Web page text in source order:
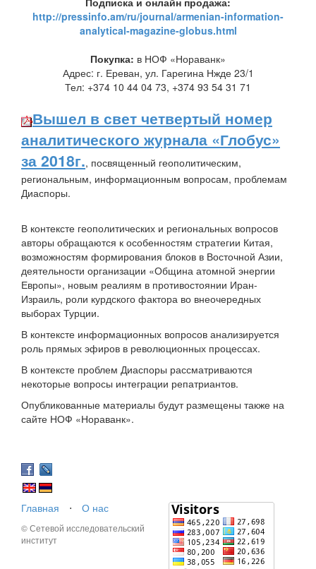
http://pressinfo.am/ru/journal/armenian-information-
analytical-magazine-globus.html
Покупка: в НОФ «Нораванк»
Адрес: г. Ереван, ул. Гарегина Нжде 23/1
Тел: +374 10 44 04 73, +374 93 54 31 71
Вышел в свет четвертый номер
аналитического журнала «Глобус»
за 2018г., посвященный геополитическим,
региональным, информационным вопросам, проблемам
Диаспоры.
В контексте геополитических и региональных вопросов
авторы обращаются к особенностям стратегии Китая,
возможностям формирования блоков в Восточной Азии,
деятельности организации «Община атомной энергии
Европы», новым реалиям в противостоянии Иран-
Израиль, роли курдского фактора во внеочередных
выборах Турции.
В контексте информационных вопросов анализируется
роль прямых эфиров в революционных процессах.
В контексте проблем Диаспоры рассматриваются
некоторые вопросы интеграции репатриантов.
Опубликованные материалы будут размещены также на
сайте НОФ «Нораванк».
Главная ⋅ О нас
© Сетевой исследовательский
институт